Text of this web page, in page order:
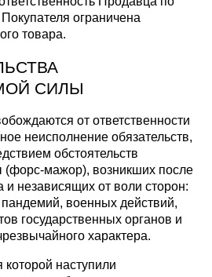
ограничена
товара.
СИЛЫ
от ответственности
неисполнение обязательств,
обстоятельств
(форс-мажор), возникших после
и независящих от воли сторон:
военных действий,
государственных органов и
характера.
наступили